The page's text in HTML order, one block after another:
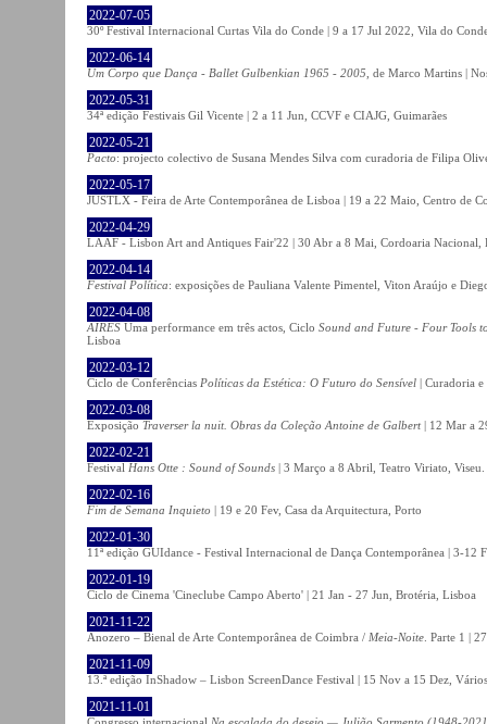
2022-07-05
30º Festival Internacional Curtas Vila do Conde | 9 a 17 Jul 2022, Vila do
2022-06-14
Um Corpo que Dança - Ballet Gulbenkian 1965 - 2005 , de Marco Martins |
2022-05-31
34ª edição Festivais Gil Vicente | 2 a 11 Jun, CCVF e CIAJG, Guimarães
2022-05-21
Pacto: projecto colectivo de Susana Mendes Silva com curadoria de Filipa
2022-05-17
JUSTLX - Feira de Arte Contemporânea de Lisboa | 19 a 22 Maio, Centro de
2022-04-29
LAAF - Lisbon Art and Antiques Fair'22 | 30 Abr a 8 Mai, Cordoaria Nacional,
2022-04-14
Festival Política: exposições de Pauliana Valente Pimentel, Viton Araújo e
2022-04-08
AIRES Uma performance em três actos, Ciclo Sound and Future - Four Tools
Lisboa
2022-03-12
Ciclo de Conferências Políticas da Estética: O Futuro do Sensível | Curadoria
2022-03-08
Exposição Traverser la nuit. Obras da Coleção Antoine de Galbert | 12 Mar a
2022-02-21
Festival Hans Otte : Sound of Sounds | 3 Março a 8 Abril, Teatro Viriato, Viseu.
2022-02-16
Fim de Semana Inquieto | 19 e 20 Fev, Casa da Arquitectura, Porto
2022-01-30
11ª edição GUIdance - Festival Internacional de Dança Contemporânea | 3-12
2022-01-19
Ciclo de Cinema 'Cineclube Campo Aberto' | 21 Jan - 27 Jun, Brotéria, Lisboa
2021-11-22
Anozero – Bienal de Arte Contemporânea de Coimbra / Meia-Noite . Parte 1 |
2021-11-09
13.ª edição InShadow – Lisbon ScreenDance Festival | 15 Nov a 15 Dez,
2021-11-01